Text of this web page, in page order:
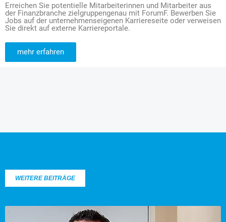
Erreichen Sie potentielle Mitarbeiterinnen und Mitarbeiter aus
der Finanzbranche zielgruppengenau mit ForumF. Bewerben Sie
Jobs auf der unternehmenseigenen Karriereseite oder verweisen
Sie direkt auf externe Karriereportale.
mehr erfahren
WEITERE BEITRÄGE